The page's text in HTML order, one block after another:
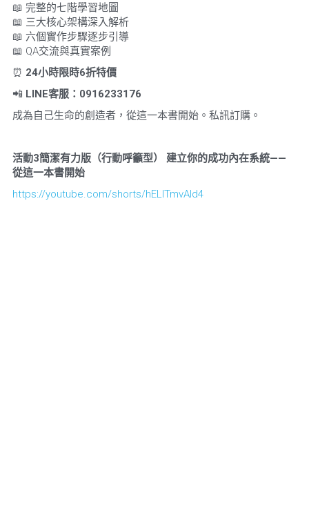
📖 完整的七階學習地圖
📖 三大核心架構深入解析
📖 六個實作步驟逐步引導
📖 QA交流與真實案例
⏰ 24小時限時6折特價
📲 LINE客服： 0916233176
成為自己生命的創造者，從這一本書開始。私訊訂購。
活動3簡潔有力版（行動呼籲型） 建立你的成功內在系統——
從這一本書開始
https://youtube.com/shorts/hELITmvAld4